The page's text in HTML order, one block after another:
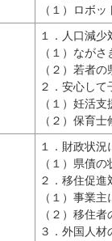
（１）ロボ
１．人口減
（１）なが
（２）若者
２．安心し
（１）妊活
（２）保育
１．財政状況
（１）県債
２．移住促進
（１）事業
（２）移住
３．外国人